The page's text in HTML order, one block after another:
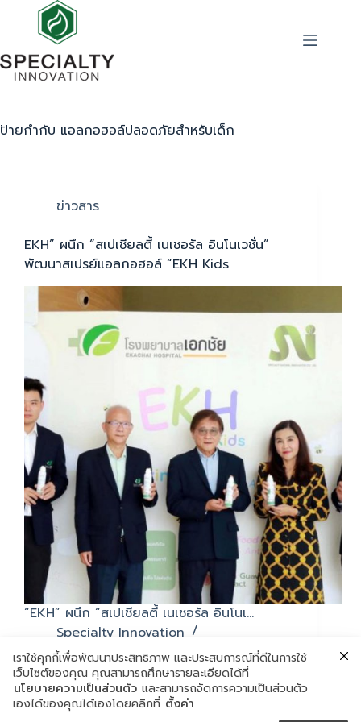
ป้ายกำกับ แอลกอฮอล์ปลอดภัยสำหรับเด็ก
ข่าวสาร
EKH” ผนึก “สเปเชียลตี้ เนเชอรัล อินโนเวชั่น”
พัฒนาสเปรย์แอลกอฮอล์ “EKH Kids
“EKH” ผนึก “สเปเชียลตี้ เนเชอรัล อินโนเ…
Specialty Innovation
พฤษภาคม 24, 2022
เราใช้คุกกี้เพื่อพัฒนาประสิทธิภาพ และประสบการณ์ที่ดีในการใช้
เว็บไซต์ของคุณ คุณสามารถศึกษารายละเอียดได้ที่
นโยบายความเป็นส่วนตัว และสามารถจัดการความเป็นส่วนตัว
เองได้ของคุณได้เองโดยคลิกที่ ตั้งค่า